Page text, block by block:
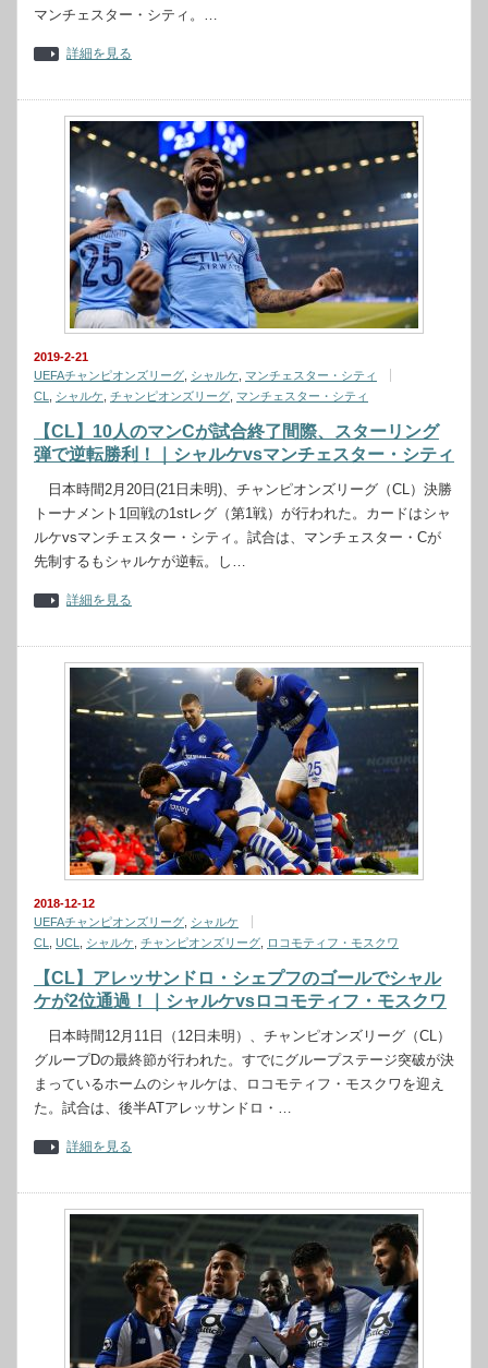
マンチェスター・シティ。…
詳細を見る
2019-2-21
UEFAチャンピオンズリーグ シャルケ
マンチェスター・シティ
CL
シャルケ チャンピオンズリーグ マンチェスター・シティ
【CL】10人のマンCが試合終了間際、スターリング
弾で逆転勝利！｜シャルケvsマンチェスター・シティ
日本時間2月20日(21日未明)、チャンピオンズリーグ（CL）決勝
トーナメント1回戦の1stレグ（第1戦）が行われた。カードはシャ
ルケvsマンチェスター・シティ。試合は、マンチェスター・Cが
先制するもシャルケが逆転。し…
詳細を見る
2018-12-12
UEFAチャンピオンズリーグ シャルケ
CL
UCL シャルケ チャンピオンズリーグ ロコモティフ・モスクワ
【CL】アレッサンドロ・シェプフのゴールでシャル
ケが2位通過！｜シャルケvsロコモティフ・モスクワ
日本時間12月11日（12日未明）、チャンピオンズリーグ（CL）
グループDの最終節が行われた。すでにグループステージ突破が決
まっているホームのシャルケは、ロコモティフ・モスクワを迎え
た。試合は、後半ATアレッサンドロ・…
詳細を見る